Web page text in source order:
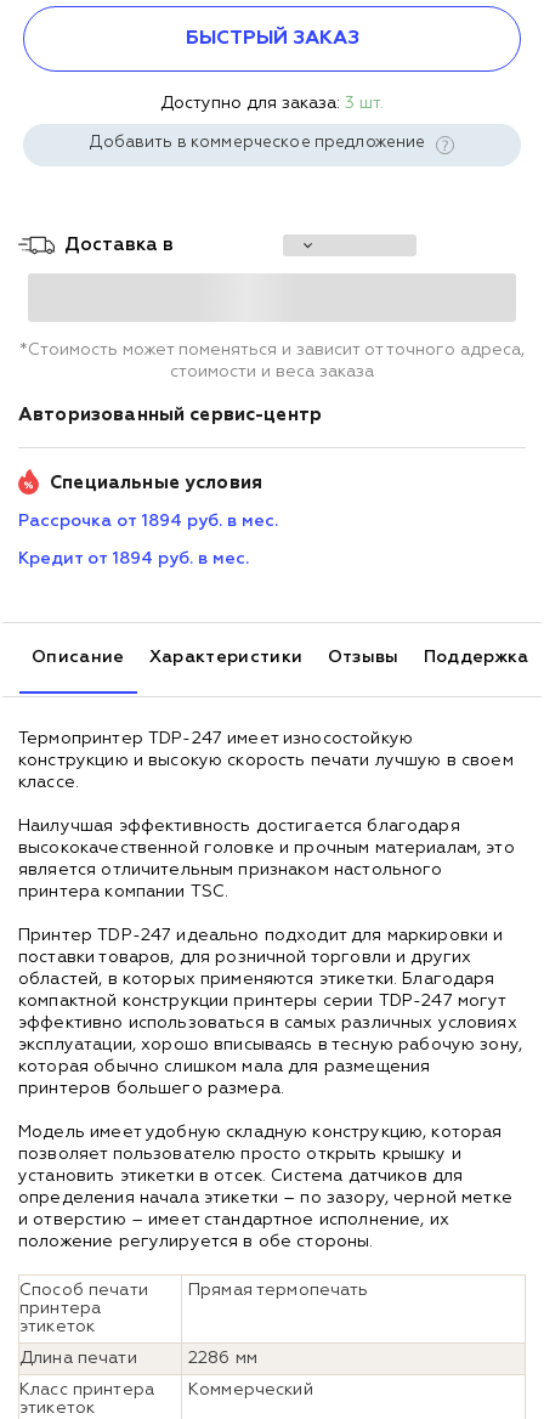
БЫСТРЫЙ ЗАКАЗ
Доступно для заказа: 3 шт.
Добавить в коммерческое предложение
Доставка в
*Стоимость может поменяться и зависит от точного адреса,
стоимости и веса заказа
Авторизованный сервис-центр
Специальные условия
Рассрочка от 1894 руб. в мес.
Кредит от 1894 руб. в мес.
Описание Характеристики Отзывы Поддержка
Термопринтер TDP-247 имеет износостойкую
конструкцию и высокую скорость печати лучшую в своем
классе.
Наилучшая эффективность достигается благодаря
высококачественной головке и прочным материалам, это
является отличительным признаком настольного
принтера компании TSC.
Принтер TDP-247 идеально подходит для маркировки и
поставки товаров, для розничной торговли и других
областей, в которых применяются этикетки. Благодаря
компактной конструкции принтеры серии TDP-247 могут
эффективно использоваться в самых различных условиях
эксплуатации, хорошо вписываясь в тесную рабочую зону,
которая обычно слишком мала для размещения
принтеров большего размера.
Модель имеет удобную складную конструкцию, которая
позволяет пользователю просто открыть крышку и
установить этикетки в отсек. Система датчиков для
определения начала этикетки – по зазору, черной метке
и отверстию – имеет стандартное исполнение, их
положение регулируется в обе стороны.
Способ печати
принтера
этикеток
Прямая термопечать
Длина печати
2286 мм
Класс принтера
этикеток
Коммерческий